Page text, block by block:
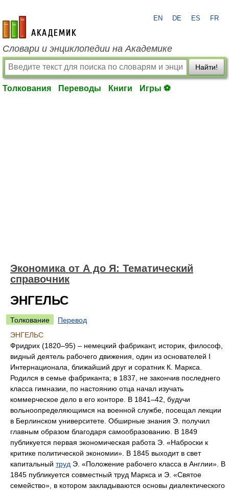
academic.ru
EN DE ES FR
Словари и энциклопедии на Академике
Найти!
Толкования Переводы Книги Игры ⚽
Экономика от А до Я: Тематический
справочник
ЭНГЕЛЬС
Толкование
Перевод
ЭНГЕЛЬС
Фридрих (1820–95) – немецкий фабрикант, историк, философ,
видный деятель рабочего движения, один из основателей I
Интернационала, ближайший друг и соратник К. Маркса.
Родился в семье фабриканта; в 1837, не закончив последнего
класса гимназии, по настоянию отца начал изучать
коммерческое дело в его конторе. В 1841–42, будучи
вольноопределяющимся на военной службе, посещал лекции
в Берлинском университете. Обширные знания Э. получил
главным образом благодаря самообразованию. В 1849
публикуется первая экономическая работа Э. «Наброски к
критике политической экономии». В 1845 выходит в свет
капитальный труд Э. «Положение рабочего класса в Англии». В
1845 публикуется совместный труд Маркса и Э. «Святое
семейство», в котором закладываются основы диалектического